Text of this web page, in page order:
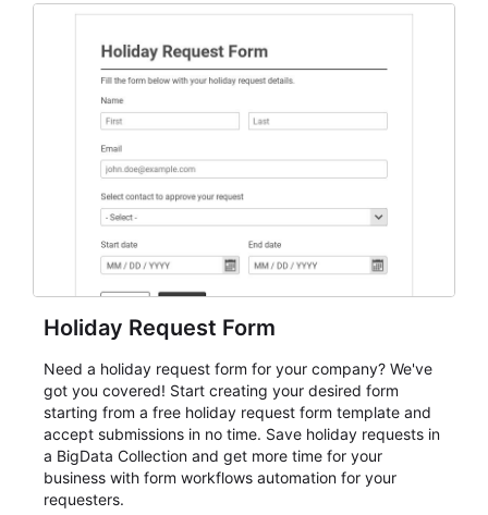
student enrollment, volunteer registration, business
event intake, and membership participation. It helps
keep responses standardized so organizers can
evaluate submissions, manage next steps, and maintain
cleaner registration records over time.
Holiday Request Form
Need a holiday request form for your company? We've
got you covered! Start creating your desired form
starting from a free holiday request form template and
accept submissions in no time. Save holiday requests in
a BigData Collection and get more time for your
business with form workflows automation for your
requesters.